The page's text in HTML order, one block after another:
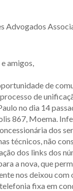
Advogados
amigos,
de
de
no dia 14
867, Moema.
dos
técnicos, não
dos links dos
a nova, que
nos deixou com
fixa em